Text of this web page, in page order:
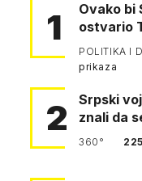
1
Ovako bi
ostvario
POLITIKA I
prikaza
2
Srpski
znali da
360°